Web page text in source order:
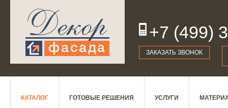
+7 (499)
19
ЗАКАЗАТЬ ЗВОНОК
КАТАЛОГ ГОТОВЫЕ РЕШЕНИЯ УСЛУГИ